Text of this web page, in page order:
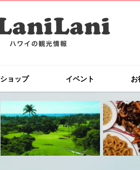
ショップ イベント お